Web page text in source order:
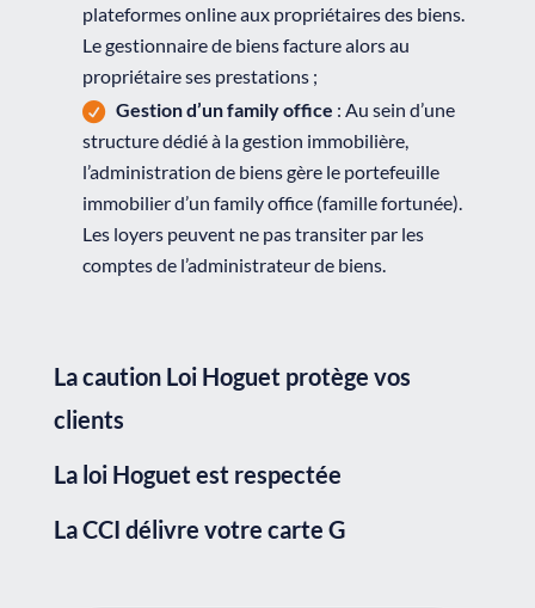
plateformes online aux propriétaires des biens.
Le gestionnaire de biens facture alors au
propriétaire ses prestations ;
Gestion d’un family office : Au sein d’une
structure dédié à la gestion immobilière,
l’administration de biens gère le portefeuille
immobilier d’un family office (famille fortunée).
Les loyers peuvent ne pas transiter par les
comptes de l’administrateur de biens.
La caution Loi Hoguet protège vos
clients
La loi Hoguet est respectée
La CCI délivre votre carte G